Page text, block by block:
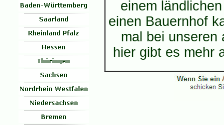
einem
einen Bauernhof
mal bei unseren
hier gibt es mehr